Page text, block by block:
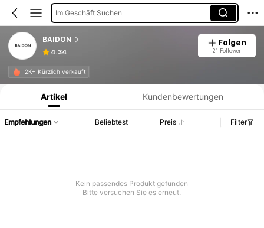
Im Geschäft Suchen
BAIDON
4.34
Folgen
21 Follower
2K+ Kürzlich verkauft
Produktinformation: Preisangabe, Verkaufs- und Lagerbestandsdetails.
Artikel Kundenbewertungen
Empfehlungen Beliebtest Preis Filter
Kein passendes Produkt gefunden
Bitte versuchen Sie es erneut.